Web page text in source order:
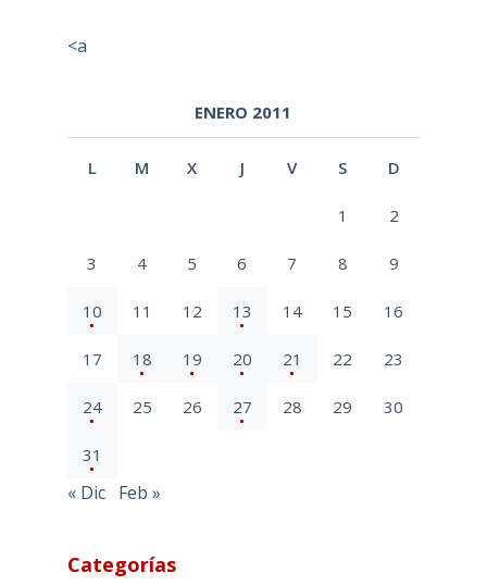
<a
ENERO 2011
L M X J V S D
1 2
3 4 5 6 7 8 9
10 11 12 13 14 15 16
17 18 19 20 21 22 23
24 25 26 27 28 29 30
31
« Dic Feb »
Categorías